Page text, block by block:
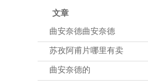
文章
曲安奈德曲安奈德
苏孜阿甫片哪里有卖
曲安奈德的